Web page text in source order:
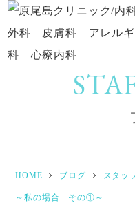
HOME ブログ スタッ
～私の場合 その①～